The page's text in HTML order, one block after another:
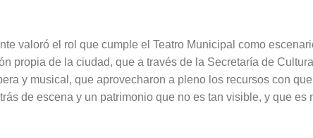
valoró el rol que cumple el Teatro Municipal como
propia de la ciudad, que a través de la Secretaría de
y musical, que aprovecharon a pleno los recursos con que
de escena y un patrimonio que no es tan visible, y que es